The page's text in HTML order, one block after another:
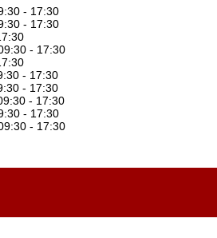
- 17:30
- 17:30
- 17:30
- 17:30
- 17:30
- 17:30
- 17:30
- 17:30